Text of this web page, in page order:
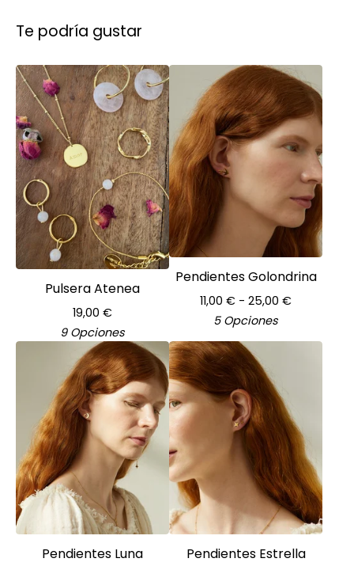
Te podría gustar
Pulsera Atenea
19,00 €
9 Opciones
Pendientes Golondrina
11,00 € - 25,00 €
5 Opciones
Pendientes Luna Pendientes Estrella